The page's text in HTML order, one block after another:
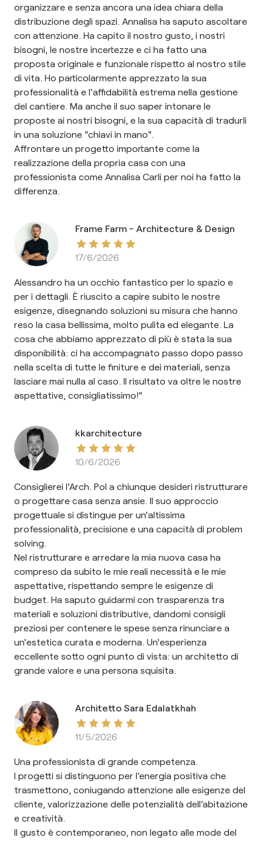
organizzare e senza ancora una idea chiara della
distribuzione degli spazi. Annalisa ha saputo ascoltare
con attenzione. Ha capito il nostro gusto, i nostri
bisogni, le nostre incertezze e ci ha fatto una
proposta originale e funzionale rispetto al nostro stile
di vita. Ho particolarmente apprezzato la sua
professionalità e l'affidabilità estrema nella gestione
del cantiere. Ma anche il suo saper intonare le
proposte ai nostri bisogni, e la sua capacità di tradurli
in una soluzione "chiavi in mano".
Affrontare un progetto importante come la
realizzazione della propria casa con una
professionista come Annalisa Carli per noi ha fatto la
differenza.
Frame Farm - Architecture & Design
17/6/2026
Alessandro ha un occhio fantastico per lo spazio e
per i dettagli. È riuscito a capire subito le nostre
esigenze, disegnando soluzioni su misura che hanno
reso la casa bellissima, molto pulita ed elegante. La
cosa che abbiamo apprezzato di più è stata la sua
disponibilità: ci ha accompagnato passo dopo passo
nella scelta di tutte le finiture e dei materiali, senza
lasciare mai nulla al caso. Il risultato va oltre le nostre
aspettative, consigliatissimo!"
kkarchitecture
10/6/2026
Consiglierei l'Arch. Pol a chiunque desideri ristrutturare
o progettare casa senza ansie. Il suo approccio
progettuale si distingue per un'altissima
professionalità, precisione e una capacità di problem
solving.
Nel ristrutturare e arredare la mia nuova casa ha
compreso da subito le mie reali necessità e le mie
aspettative, rispettando sempre le esigenze di
budget. Ha saputo guidarmi con trasparenza tra
materiali e soluzioni distributive, dandomi consigli
preziosi per contenere le spese senza rinunciare a
un'estetica curata e moderna. Un'esperienza
eccellente sotto ogni punto di vista: un architetto di
grande valore e una persona squisita.
Architetto Sara Edalatkhah
11/5/2026
Una professionista di grande competenza.
I progetti si distinguono per l’energia positiva che
trasmettono, coniugando attenzione alle esigenze del
cliente, valorizzazione delle potenzialità dell’abitazione
e creatività.
Il gusto è contemporaneo, non legato alle mode del